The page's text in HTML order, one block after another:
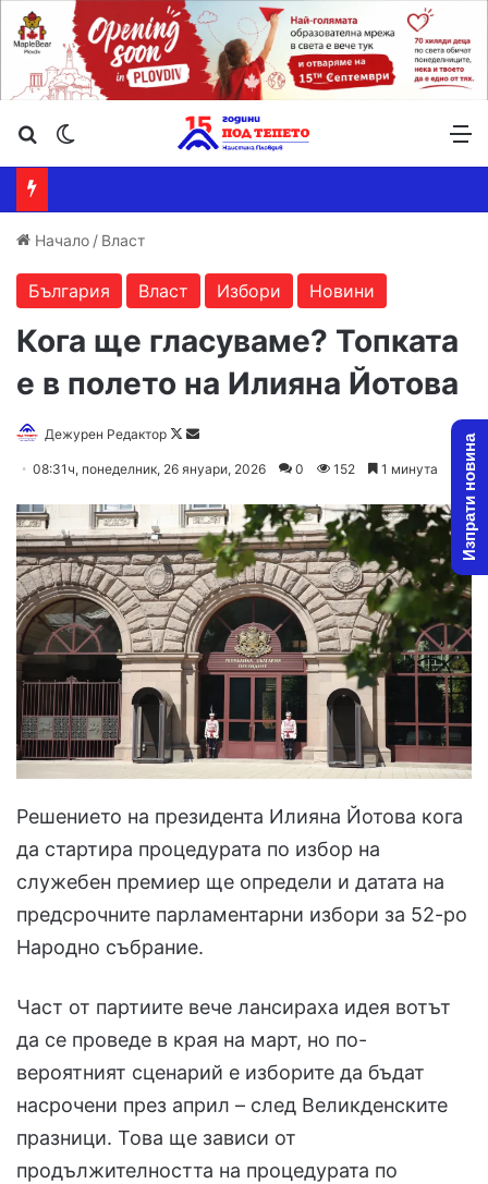
Търсене ...
Начало / Власт
България Власт Избори Новини
Кога ще гласуваме? Топката
е в полето на Илияна Йотова
Дежурен Редактор
Follow
Send
08:31ч, понеделник, 26 януари, 2026 0 152 1 минута
Решението на президента Илияна Йотова кога
да стартира процедурата по избор на
служебен премиер ще определи и датата на
предсрочните парламентарни избори за 52-ро
Народно събрание.
Част от партиите вече лансираха идея вотът
да се проведе в края на март, но по-
вероятният сценарий е изборите да бъдат
насрочени през април – след Великденските
празници. Това ще зависи от
продължителността на процедурата по
Изпрати новина